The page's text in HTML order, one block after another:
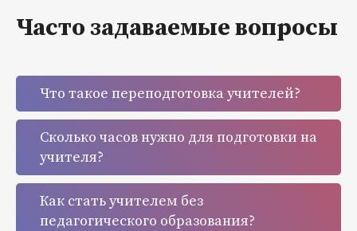
Часто задаваемые вопросы
Что такое переподготовка учителей?
Сколько часов нужно для подготовки на
учителя?
Как стать учителем без
педагогического образования?